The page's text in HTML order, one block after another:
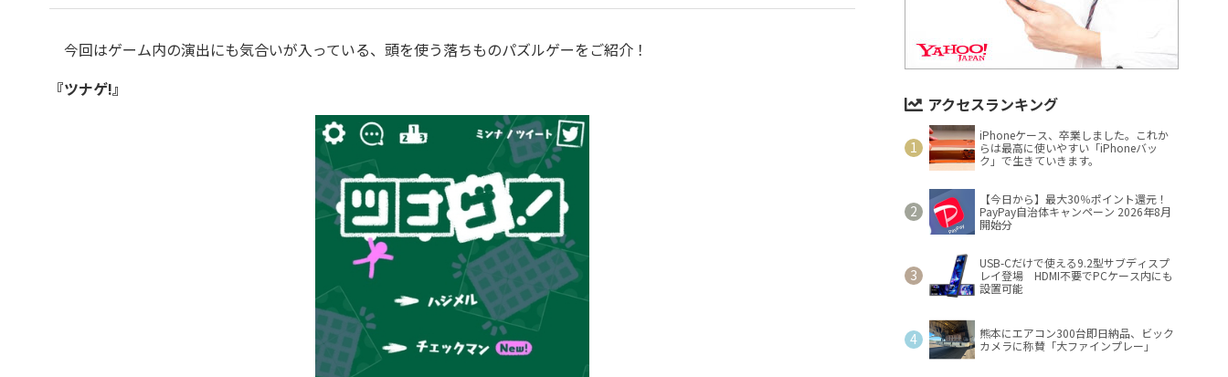
今回はゲーム内の演出にも気合いが入っている、頭を使う落ちものパズルゲーをご紹介！
『ツナゲ!』
アクセスランキング
iPhoneケース、卒業しました。これか
らは最高に使いやすい「iPhoneバッ
ク」で生きていきます。
【今日から】最大30％ポイント還元！
PayPay自治体キャンペーン 2026年8月
開始分
USB-Cだけで使える9.2型サブディスプ
レイ登場 HDMI不要でPCケース内にも
設置可能
熊本にエアコン300台即日納品、ビック
カメラに称賛「大ファインプレー」